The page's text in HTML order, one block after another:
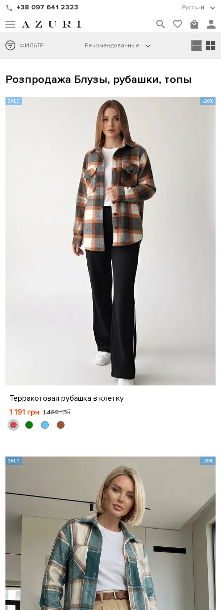
+38 097 641 2323 Русский
ФИЛЬТР Рекомендованные
Розпродажа Блузы, рубашки, топы
S M L XL XXL
Терракотовая рубашка в клетку
1 489 грн
1 191 грн